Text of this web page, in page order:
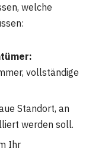
welche
vollständige
Standort, an
werden soll.
Ihr